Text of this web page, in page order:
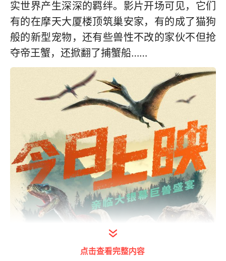
实世界产生深深的羁绊。影片开场可见，它们
有的在摩天大厦楼顶筑巢安家，有的成了猫狗
般的新型宠物，还有些兽性不改的家伙不但抢
夺帝王蟹，还掀翻了捕蟹船……
点击查看完整内容